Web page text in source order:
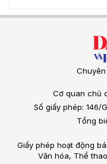
Cơ quan chủ
Số giấy phép: 146/
Tổng
Giấy phép hoạt động
Văn hóa, Thể